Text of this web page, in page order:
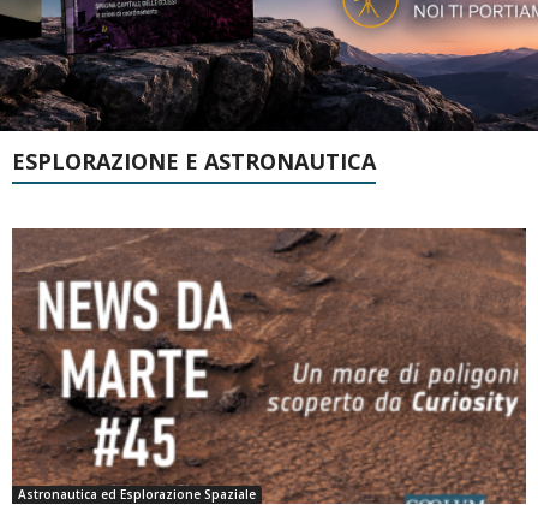
ESPLORAZIONE E ASTRONAUTICA
Astronautica ed Esplorazione Spaziale